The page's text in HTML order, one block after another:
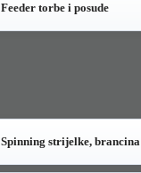
Feeder torbe i posude
Spinning strijelke, brancina